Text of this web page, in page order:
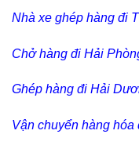
Nhà xe ghép hàng đi
Chở hàng đi Hải
Ghép hàng đi Hải
Vận chuyển hàng hóa